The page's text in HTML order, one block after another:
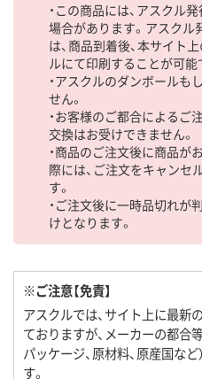
・この商品には、アスクル
場合があります。アスク
は、商品到着後、本サイト
ルにて印刷することが可能
・アスクルのダンボールも
せん。
・お客様のご都合によるご
交換はお受けできません。
・商品のご注文後に商品が
際には、ご注文をキャンセ
す。
・ご注文後に一時品切れが
けとなります。
※ご注意【免責】
アスクルでは、サイト上に最新
ておりますが、メーカーの都合等
パッケージ、原材料、原産国な
す。